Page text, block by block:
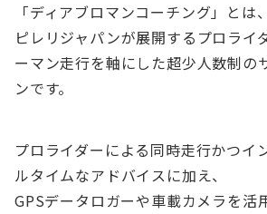
「ディアブロマンコーチング」とは、
ピレリジャパンが展開するプロライ
ーマン走行を軸にした超少人数制の
ンです。
プロライダーによる同時走行かつイ
ルタイムなアドバイスに加え、
GPSデータロガーや車載カメラを活